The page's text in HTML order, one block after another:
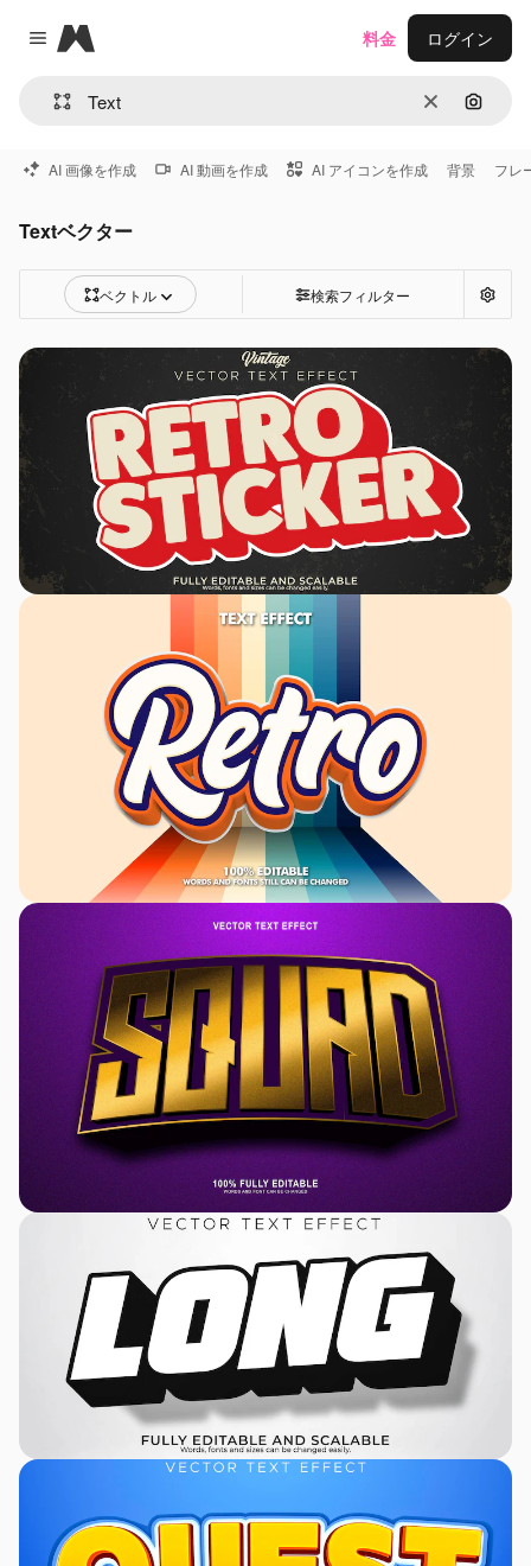
Close menu
Magnific
消去 画像で
料金 ログイン
AI 画像を作成 AI 動画を作成 AI アイコンを作成 背景 フレ
Textベクター
ベクトル 検索フィルター